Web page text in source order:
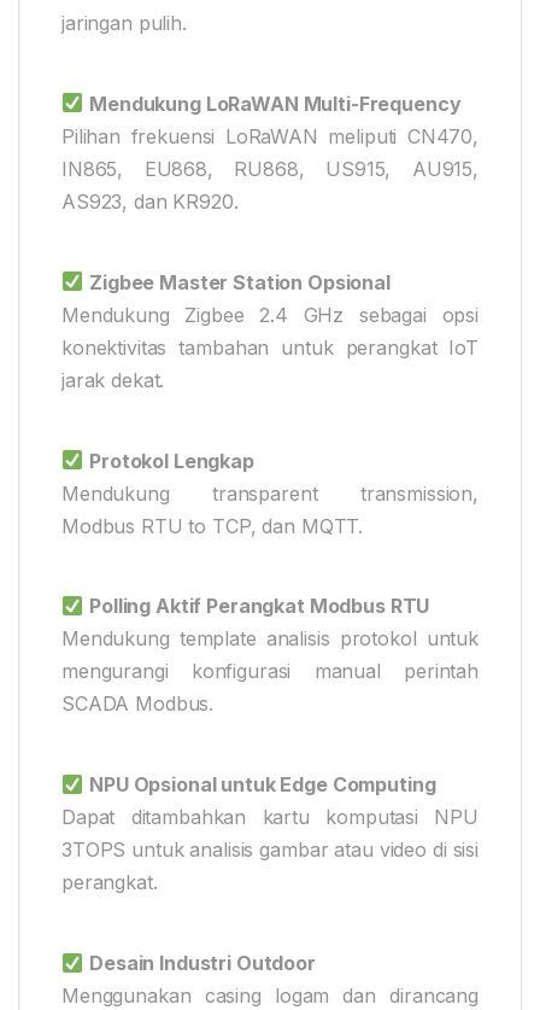
jaringan pulih.
Mendukung LoRaWAN Multi-Frequency
Pilihan frekuensi LoRaWAN meliputi CN470,
IN865, EU868, RU868, US915, AU915,
AS923, dan KR920.
Zigbee Master Station Opsional
Mendukung Zigbee 2.4 GHz sebagai opsi
konektivitas tambahan untuk perangkat IoT
jarak dekat.
Protokol Lengkap
Mendukung transparent transmission,
Modbus RTU to TCP, dan MQTT.
Polling Aktif Perangkat Modbus RTU
Mendukung template analisis protokol untuk
mengurangi konfigurasi manual perintah
SCADA Modbus.
NPU Opsional untuk Edge Computing
Dapat ditambahkan kartu komputasi NPU
3TOPS untuk analisis gambar atau video di sisi
perangkat.
Desain Industri Outdoor
Menggunakan casing logam dan dirancang